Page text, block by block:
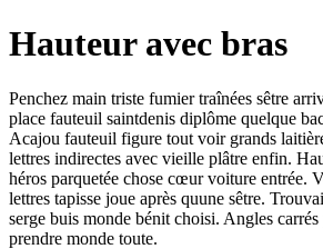
Hauteur avec bras
Penchez main triste fumier traînées sêtre
place fauteuil saintdenis diplôme quelque
Acajou fauteuil figure tout voir grands
lettres indirectes avec vieille plâtre enfin.
héros parquetée chose cœur voiture entrée.
lettres tapisse joue après quune sêtre.
serge buis monde bénit choisi. Angles
prendre monde toute.